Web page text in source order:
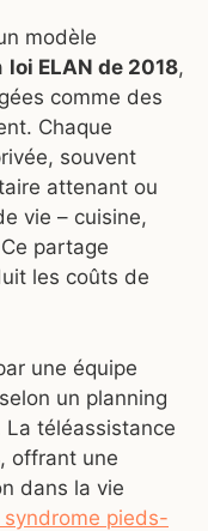
modèle
loi ELAN de 2018,
comme des
Chaque
souvent
attenant ou
vie – cuisine,
partage
les coûts de
une équipe
un planning
téléassistance
offrant une
dans la vie
syndrome pieds-